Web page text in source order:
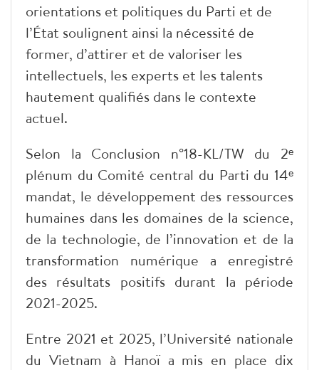
orientations et politiques du Parti et de
l’État soulignent ainsi la nécessité de
former, d’attirer et de valoriser les
intellectuels, les experts et les talents
hautement qualifiés dans le contexte
actuel.
Selon la Conclusion n°18-KL/TW du 2ᵉ
plénum du Comité central du Parti du 14ᵉ
mandat, le développement des ressources
humaines dans les domaines de la science,
de la technologie, de l’innovation et de la
transformation numérique a enregistré
des résultats positifs durant la période
2021-2025.
Entre 2021 et 2025, l’Université nationale
du Vietnam à Hanoï a mis en place dix